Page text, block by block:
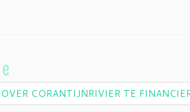
CORANTIJNRIVIER TE